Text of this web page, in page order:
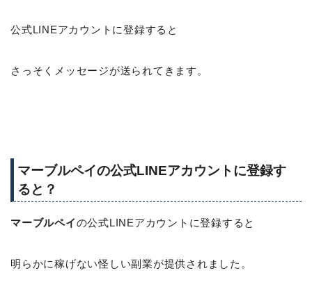
公式LINEアカウントに登録すると
さっそくメッセージが送られてきます。
マーブルペイの公式LINEアカウントに登録す
ると？
マーブルペイの公式LINEアカウントに登録すると
明らかに稼げない怪しい副業が提供されました。